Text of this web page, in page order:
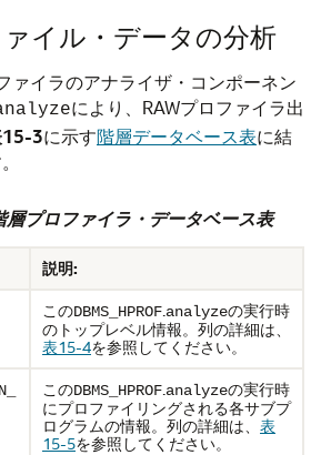
イル・データの分析
ァイラのアナライザ・コンポーネン
により、RAWプロファイラ出
3に示す階層データベース表に結
プロファイラ・データベース表
説明:
このDBMS_HPROF.analyzeの実行時
のトップレベル情報。列の詳細は、
表15-4を参照してください。
このDBMS_HPROF.analyzeの実行時
にプロファイリングされる各サブプ
ログラムの情報。列の詳細は、 表
15-5を参照してください。